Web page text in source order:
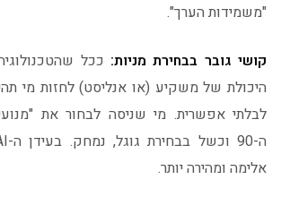
"משמידות הערך".
קושי גובר בבחירת מניות: ככל
היכולת של משקיע (או אנליסט) לחזות מי
לבלתי אפשרית. מי שניסה לבחור את
אלימה ומהירה יותר.